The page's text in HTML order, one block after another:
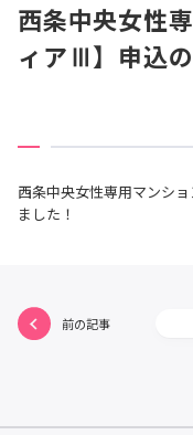
西条中央女性
ィアⅢ】申込
西条中央女性専用マンシ
ました！
前の記事